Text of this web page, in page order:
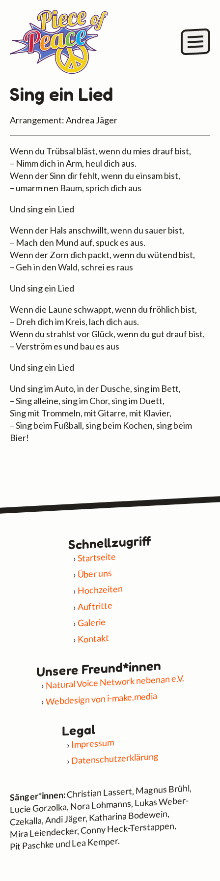
Sing ein Lied
Arrangement: Andrea Jäger
Wenn du Trübsal bläst, wenn du mies drauf bist,
– Nimm dich in Arm, heul dich aus.
Wenn der Sinn dir fehlt, wenn du einsam bist,
– umarm nen Baum, sprich dich aus
Und sing ein Lied
Wenn der Hals anschwillt, wenn du sauer bist,
– Mach den Mund auf, spuck es aus.
Wenn der Zorn dich packt, wenn du wütend bist,
– Geh in den Wald, schrei es raus
Und sing ein Lied
Wenn die Laune schwappt, wenn du fröhlich bist,
– Dreh dich im Kreis, lach dich aus.
Wenn du strahlst vor Glück, wenn du gut drauf bist,
– Verström es und bau es aus
Und sing ein Lied
Und sing im Auto, in der Dusche, sing im Bett,
– Sing alleine, sing im Chor, sing im Duett,
Sing mit Trommeln, mit Gitarre, mit Klavier,
– Sing beim Fußball, sing beim Kochen, sing beim
Bier!
Schnell­zugriff
Startseite
Über uns
Hochzeiten
Auftritte
Galerie
Kontakt
Unsere Freund*innen
Natural Voice Network nebenan e.V.
Webdesign von i-make.media
Legal
Impressum
Datenschutzerklärung
Sänger*innen:Christian Lassert, Magnus Brühl,
Lucie Gorzolka, Nora Lohmanns, Lukas Weber-
Czekalla, Andi Jäger, Katharina Bodewein,
Mira Leiendecker, Conny Heck-Terstappen,
Pit Paschke und Lea Kemper.